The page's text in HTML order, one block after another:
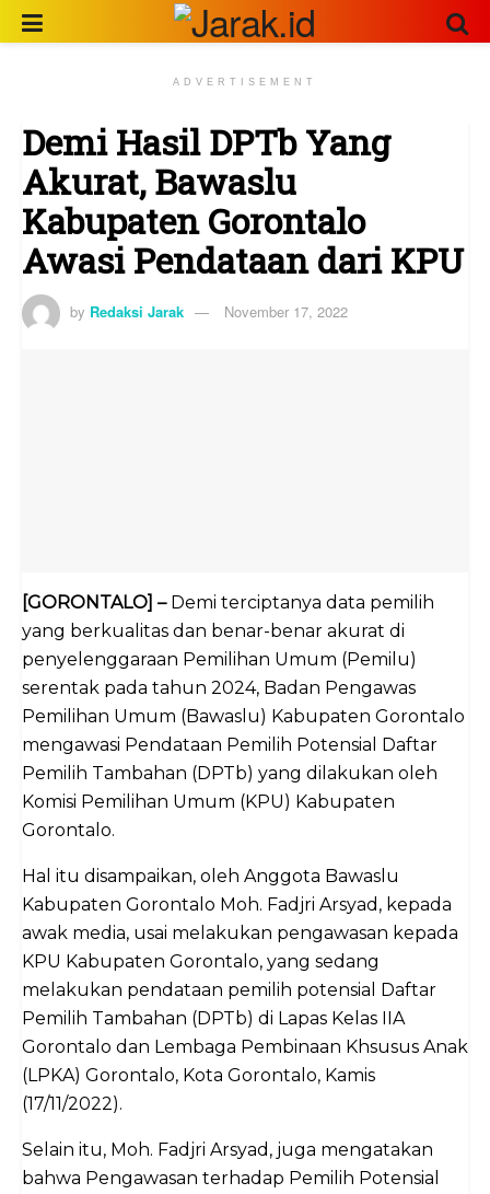
ADVERTISEMENT
Demi Hasil DPTb Yang
Akurat, Bawaslu
Kabupaten Gorontalo
Awasi Pendataan dari KPU
by Redaksi Jarak November 17, 2022
[GORONTALO] –Demi terciptanya data pemilih
yang berkualitas dan benar-benar akurat di
penyelenggaraan Pemilihan Umum (Pemilu)
serentak pada tahun 2024, Badan Pengawas
Pemilihan Umum (Bawaslu) Kabupaten Gorontalo
mengawasi Pendataan Pemilih Potensial Daftar
Pemilih Tambahan (DPTb) yang dilakukan oleh
Komisi Pemilihan Umum (KPU) Kabupaten
Gorontalo.
Hal itu disampaikan, oleh Anggota Bawaslu
Kabupaten Gorontalo Moh. Fadjri Arsyad, kepada
awak media, usai melakukan pengawasan kepada
KPU Kabupaten Gorontalo, yang sedang
melakukan pendataan pemilih potensial Daftar
Pemilih Tambahan (DPTb) di Lapas Kelas IIA
Gorontalo dan Lembaga Pembinaan Khsusus Anak
(LPKA) Gorontalo, Kota Gorontalo, Kamis
(17/11/2022).
Selain itu, Moh. Fadjri Arsyad, juga mengatakan
bahwa Pengawasan terhadap Pemilih Potensial